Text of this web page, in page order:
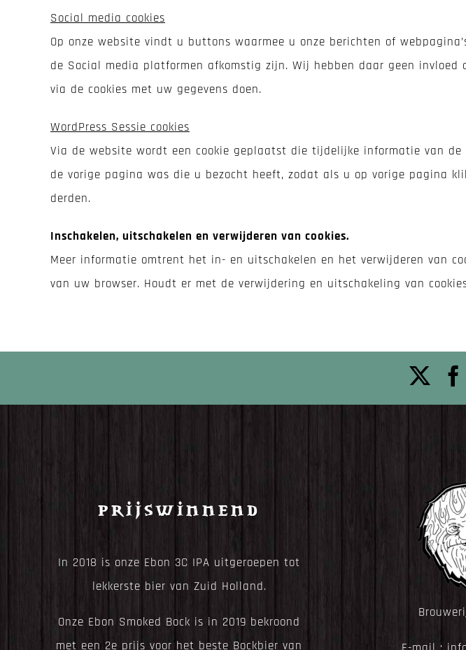
Social media cookies
Op onze website vindt u buttons waarmee u onze berichten of
de Social media platformen afkomstig zijn. Wij hebben daar geen
via de cookies met uw gegevens doen.
WordPress Sessie cookies
Via de website wordt een cookie geplaatst die tijdelijke informatie van
de vorige pagina was die u bezocht heeft, zodat als u op vorige pagina
derden.
Inschakelen, uitschakelen en verwijderen van cookies.
Meer informatie omtrent het in- en uitschakelen en het verwijderen van
van uw browser. Houdt er met de verwijdering en uitschakeling van
Prijswinnend
In 2018 is onze Ebon 3C IPA uitgeroepen tot
lekkerste bier van Zuid Holland.
Onze Ebon Smoked Bock is in 2019 bekroond
met een 2e prijs voor het beste Bockbier van